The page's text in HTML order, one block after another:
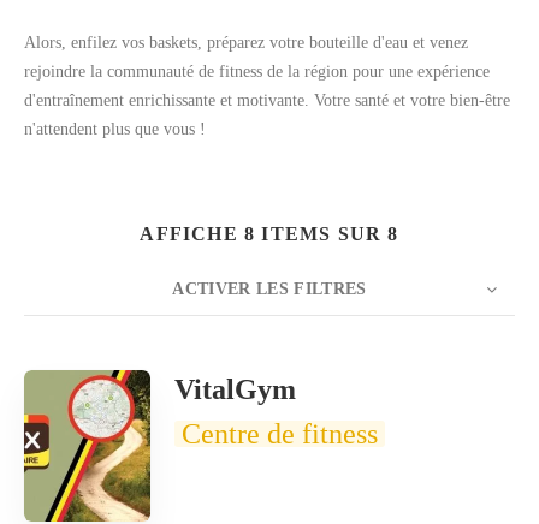
Alors, enfilez vos baskets, préparez votre bouteille d'eau et venez
rejoindre la communauté de fitness de la région pour une expérience
d'entraînement enrichissante et motivante. Votre santé et votre bien-être
n'attendent plus que vous !
AFFICHE 8 ITEMS SUR 8
ACTIVER LES FILTRES
NOMBRE 20
VitalGym
Centre de fitness